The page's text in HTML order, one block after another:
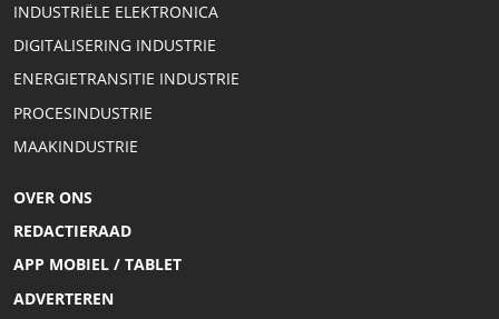
INDUSTRIËLE ELEKTRONICA
DIGITALISERING INDUSTRIE
ENERGIETRANSITIE INDUSTRIE
PROCESINDUSTRIE
MAAKINDUSTRIE
OVER ONS
REDACTIERAAD
APP MOBIEL / TABLET
ADVERTEREN